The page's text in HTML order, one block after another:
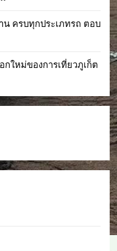
น ครบทุกประเภทรถ ตอบ
กใหม่ของการเที่ยวภูเก็ต